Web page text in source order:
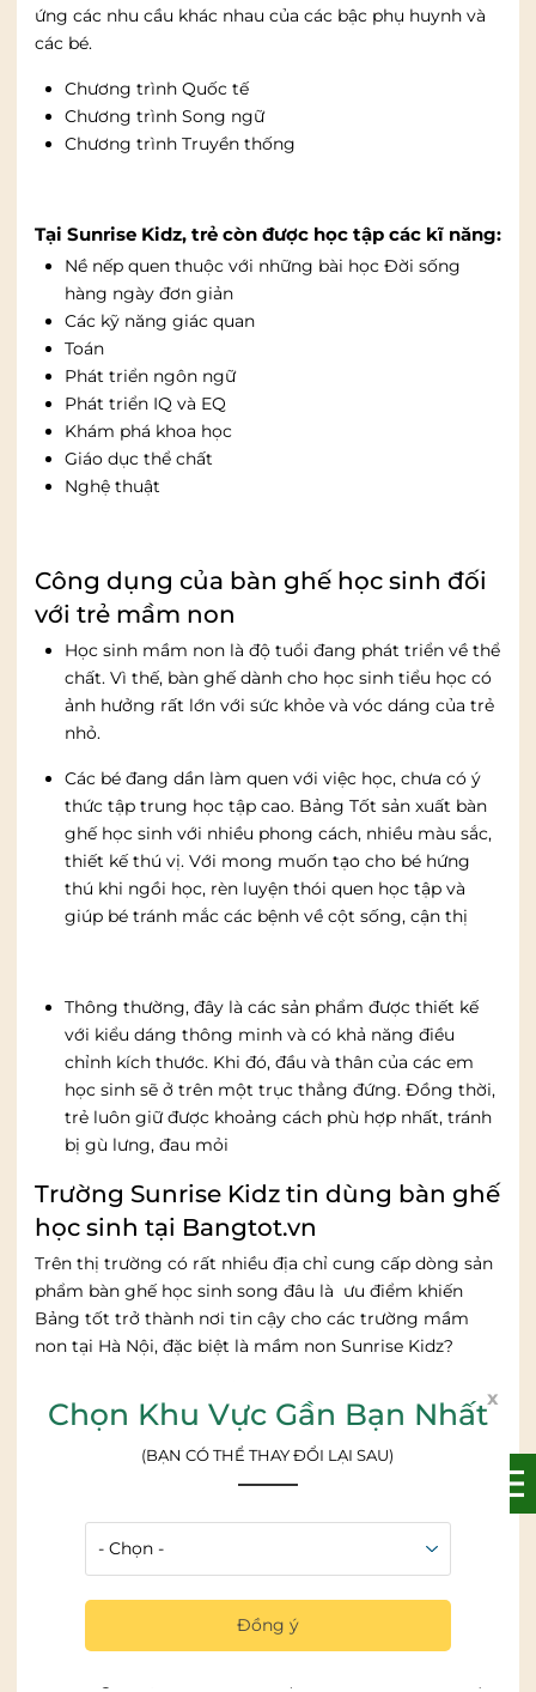
ứng các nhu cầu khác nhau của các bậc phụ huynh và
các bé.
Chương trình Quốc tế
Chương trình Song ngữ
Chương trình Truyền thống
Tại Sunrise Kidz, trẻ còn được học tập các kĩ năng:
Nề nếp quen thuộc với những bài học Đời sống
hàng ngày đơn giản
Các kỹ năng giác quan
Toán
Phát triển ngôn ngữ
Phát triển IQ và EQ
Khám phá khoa học
Giáo dục thể chất
Nghệ thuật
Công dụng của bàn ghế học sinh đối
với trẻ mầm non
Học sinh mầm non là độ tuổi đang phát triển về thể
chất. Vì thế, bàn ghế dành cho học sinh tiểu học có
ảnh hưởng rất lớn với sức khỏe và vóc dáng của trẻ
nhỏ.
Các bé đang dần làm quen với việc học, chưa có ý
thức tập trung học tập cao. Bảng Tốt sản xuất bàn
ghế học sinh với nhiều phong cách, nhiều màu sắc,
thiết kế thú vị. Với mong muốn tạo cho bé hứng
thú khi ngồi học, rèn luyện thói quen học tập và
giúp bé tránh mắc các bệnh về cột sống, cận thị
Thông thường, đây là các sản phẩm được thiết kế
với kiểu dáng thông minh và có khả năng điều
chỉnh kích thước. Khi đó, đầu và thân của các em
học sinh sẽ ở trên một trục thẳng đứng. Đồng thời,
trẻ luôn giữ được khoảng cách phù hợp nhất, tránh
bị gù lưng, đau mỏi
Trường Sunrise Kidz tin dùng bàn ghế
học sinh tại Bangtot.vn
Trên thị trường có rất nhiều địa chỉ cung cấp dòng sản
phẩm bàn ghế học sinh song đâu là ưu điểm khiến
Bảng tốt trở thành nơi tin cậy cho các trường mầm
non tại Hà Nội, đặc biệt là mầm non Sunrise Kidz?
Bàn ghế học sinh tại bảng tốt được làm từ chất liệu
Nhựa Melamine và nhựa ABS
khả năng kháng vỡ cực tốt và chống trầy cao, bề mặt
sáng bóng dễ lau chùi. không chỉ nhẹ, mà còn bền tốt,
dùng an toàn sức khỏe và thân thiện với môi trường.
– Nhựa ABS, rất cứng rắn, cân bằng tốt giữa độ bền
kéo, va đập, độ cứng bề mặt và độ rắn. Không độc hại
x
Chọn Khu Vực Gần Bạn Nhất
(BẠN CÓ THỂ THAY ĐỔI LẠI SAU)
Đồng ý